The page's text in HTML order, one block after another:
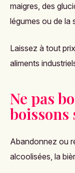
maigres, des
légumes ou de la
Laissez à tout
aliments
Ne pas
boissons
Abandonnez ou
alcoolisées, la